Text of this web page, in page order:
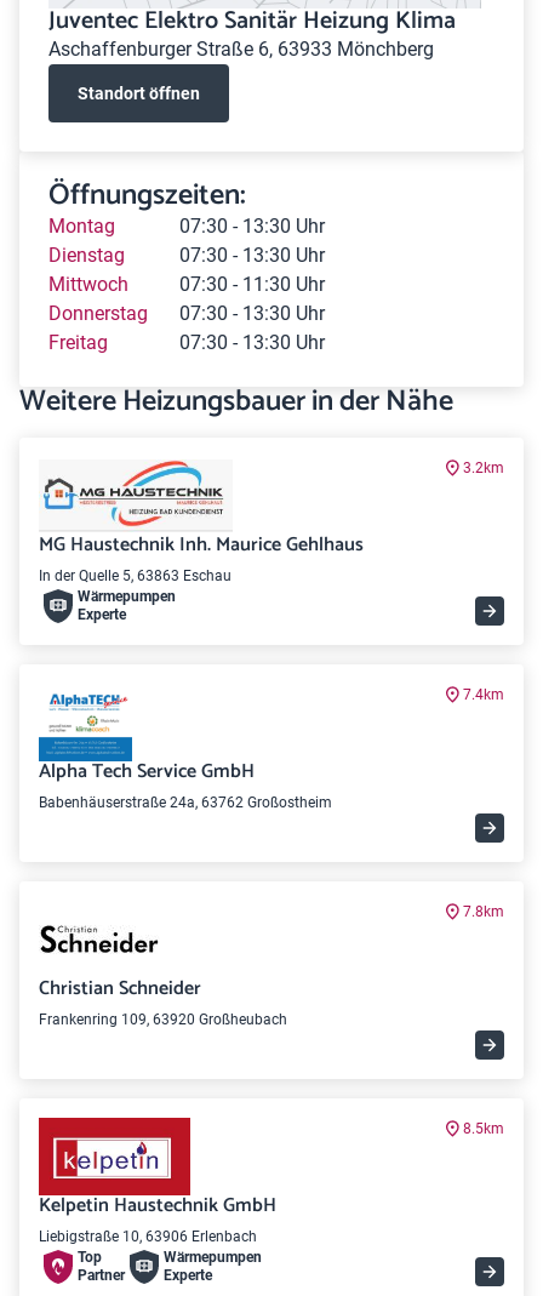
Juventec Elektro Sanitär Heizung Klima
Aschaffenburger Straße 6, 63933 Mönchberg
Standort öffnen
Öffnungszeiten:
Montag
07:30 - 13:30 Uhr
Dienstag
07:30 - 13:30 Uhr
Mittwoch
07:30 - 11:30 Uhr
Donnerstag
07:30 - 13:30 Uhr
Freitag
07:30 - 13:30 Uhr
Weitere Heizungsbauer in der Nähe
3.2km
MG Haustechnik Inh. Maurice Gehlhaus
In der Quelle 5, 63863 Eschau
Wärme­pumpen
Experte
7.4km
Alpha Tech Service GmbH
Babenhäuserstraße 24a, 63762 Großostheim
7.8km
Christian Schneider
Frankenring 109, 63920 Großheubach
8.5km
Kelpetin Haustechnik GmbH
Liebigstraße 10, 63906 Erlenbach
Top
Partner
Wärme­pumpen
Experte